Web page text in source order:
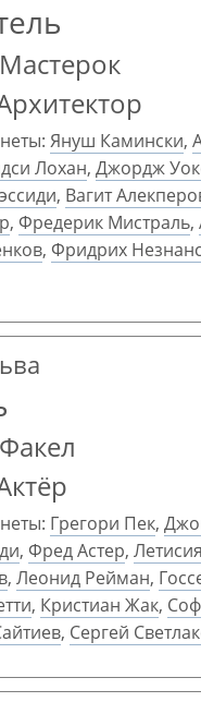
Януш Камински,
Лохан, Джордж
, Вагит
, Фредерик Мистраль,
, Фридрих
Грегори Пек,
, Фред Астер,
, Леонид Рейман,
, Кристиан Жак,
, Сергей